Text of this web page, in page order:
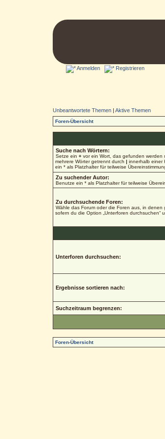
Anmelden Registrieren
Unbeantwortete Themen| Aktive Themen
Foren-Übersicht
Suche nach Wörtern:
Setze ein +vor ein Wort, das gefunden werden
mehrere Wörter getrennt durch | innerhalb einer
ein * als Platzhalter für teilweise
Zu suchender Autor:
Benutze ein * als Platzhalter für teilweise
Zu durchsuchende Foren:
Wähle das Forum oder die Foren aus, in denen
sofern du die Option „Unterforen durchsuchen“
Unterforen durchsuchen:
Ergebnisse sortieren nach:
Suchzeitraum begrenzen:
Foren-Übersicht